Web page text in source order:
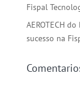
Fispal
AEROTECH
sucesso na